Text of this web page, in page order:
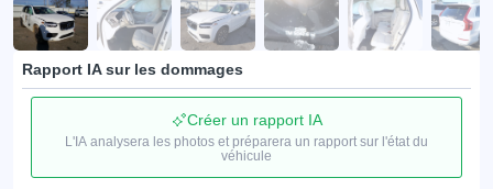
Rapport IA sur les dommages
Créer un rapport IA
L'IA analysera les photos et préparera un rapport sur l'état du
véhicule